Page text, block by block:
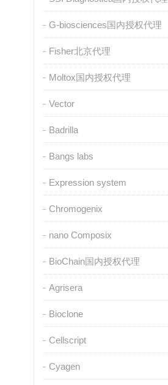
G-biosciences国内授权代理
Fisher北京代理
Moltox国内授权代理
Vector
Badrilla
Bangs labs
Expression system
Chromogenix
nano Composix
BioChain国内授权代理
Agrisera
Bioclone
Cellscript
Cyagen